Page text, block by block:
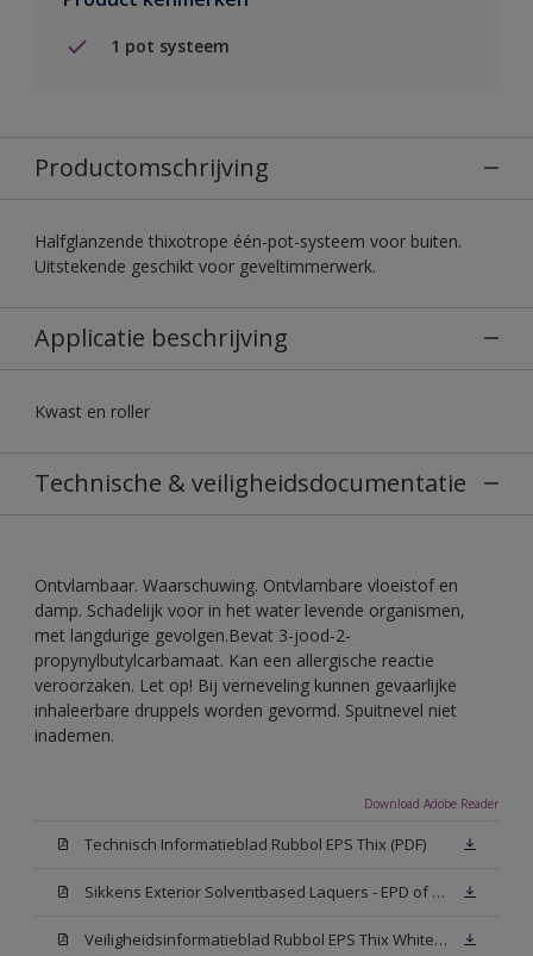
1 pot systeem
Productomschrijving
Halfglanzende thixotrope één-pot-systeem voor buiten.
Uitstekende geschikt voor geveltimmerwerk.
Applicatie beschrijving
Kwast en roller
Technische & veiligheidsdocumentatie
Ontvlambaar. Waarschuwing. Ontvlambare vloeistof en
damp. Schadelijk voor in het water levende organismen,
met langdurige gevolgen.Bevat 3-jood-2-
propynylbutylcarbamaat. Kan een allergische reactie
veroorzaken. Let op! Bij verneveling kunnen gevaarlijke
inhaleerbare druppels worden gevormd. Spuitnevel niet
inademen.
Download Adobe Reader
Technisch Informatieblad Rubbol EPS Thix (PDF)
Sikkens Exterior Solventbased Laquers - EPD of Milieuproductverklaring
Veiligheidsinformatieblad Rubbol EPS Thix White W05 (MSDS)